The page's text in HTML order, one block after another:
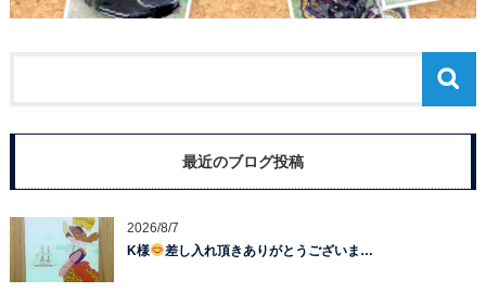
最近のブログ投稿
2026/8/7
K様
差し入れ頂きありがとうございま…